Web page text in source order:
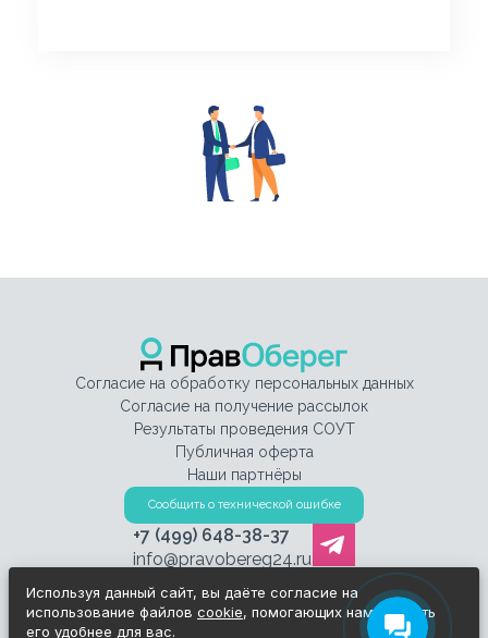
Согласие на обработку персональных данных
Согласие на получение рассылок
Результаты проведения СОУТ
Публичная оферта
Наши партнёры
Сообщить о технической ошибке
+7 (499) 648-38-37
info@pravobereg24.ru
Используя данный сайт, вы даёте согласие на
использование файлов cookie, помогающих нам сделать
его удобнее для вас.